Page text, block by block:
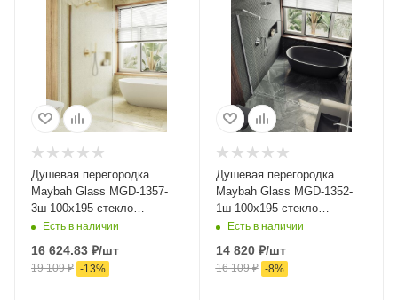
Душевая перегородка
Maybah Glass MGD-1357-
3ш 100х195 стекло
тонированное профиль
Есть в наличии
16 624.83 ₽/шт
19 109₽ -13%
Душевая перегородка
Maybah Glass MGD-1352-
1ш 100х195 стекло
прозрачное профиль белый
Есть в наличии
14 820₽/шт
16 109₽ -8%